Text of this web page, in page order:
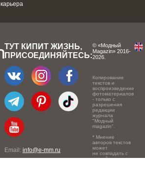
карьера
ТУТ КИПИТ ЖИЗНЬ,
ПРИСОЕДИНЯЙТЕСЬ:
Email: info@e-mm.ru
© «Модный
Magazin» 2016-
2026.
Копирование
текстов и
воспроизведение
фотоматериалов
- только с
разрешения
редакции
журнала
"Модный
magazin".
* Мнение
авторов текстов
может
не совпадать с
точкой зрения